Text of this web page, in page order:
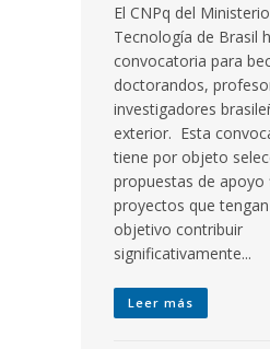
El CNPq del
Tecnología de Brasil
convocatoria para
doctorandos,
investigadores
exterior. Esta
tiene por objeto
propuestas de apoyo
proyectos que
objetivo contribuir
significativamente...
Leer más